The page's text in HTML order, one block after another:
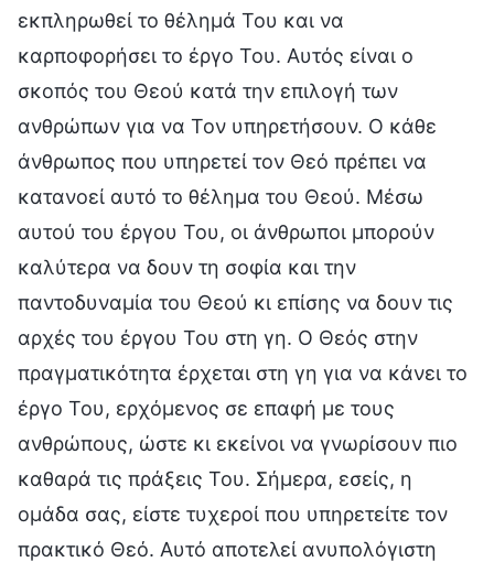
εκπληρωθεί το θέλημά Του και να
καρποφορήσει το έργο Του. Αυτός είναι ο
σκοπός του Θεού κατά την επιλογή των
ανθρώπων για να Τον υπηρετήσουν. Ο κάθε
άνθρωπος που υπηρετεί τον Θεό πρέπει να
κατανοεί αυτό το θέλημα του Θεού. Μέσω
αυτού του έργου Του, οι άνθρωποι μπορούν
καλύτερα να δουν τη σοφία και την
παντοδυναμία του Θεού κι επίσης να δουν τις
αρχές του έργου Του στη γη. Ο Θεός στην
πραγματικότητα έρχεται στη γη για να κάνει το
έργο Του, ερχόμενος σε επαφή με τους
ανθρώπους, ώστε κι εκείνοι να γνωρίσουν πιο
καθαρά τις πράξεις Του. Σήμερα, εσείς, η
oμάδα σας, είστε τυχεροί που υπηρετείτε τον
πρακτικό Θεό. Αυτό αποτελεί ανυπολόγιστη